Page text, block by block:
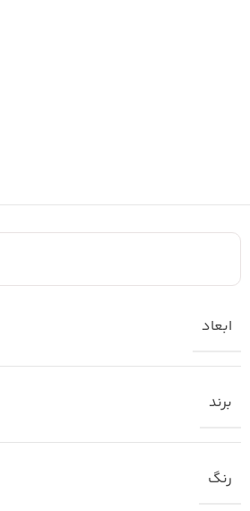
ابعاد
برند
رنگ
تلگرام